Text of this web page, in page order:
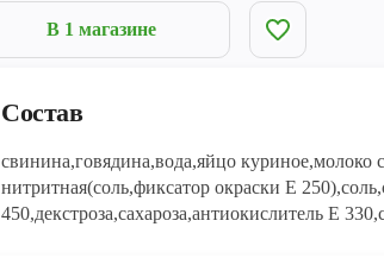
В 1 магазине
Состав
свинина,говядина,вода,яйцо куриное,молоко
нитритная(соль,фиксатор окраски Е
450,декстроза,сахароза,антиокислитель Е